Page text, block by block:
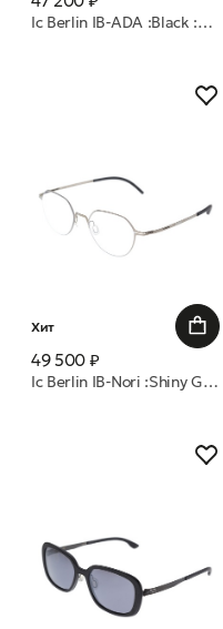
Ic Berlin IB-ADA :Black :RX-Clear :Silk Pure оправа
Хит
49 500 ₽
Ic Berlin IB-Nori :Shiny Graphite :Black :RX-Clear :Flex- оправа